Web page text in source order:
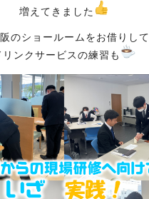
増えてきました
のショールームをお借りして
リンクサービスの練習も